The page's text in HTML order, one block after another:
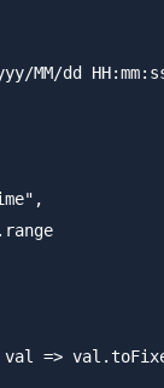
MM/dd
=>